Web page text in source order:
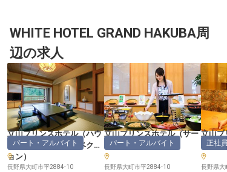
事です。 バイキング形式の料理を
通じて、幅広い世代のお客様に喜び
を活かし、心を込めて一品一品を仕
上げることで、お客様の「美味し
い」という笑顔が私たちの何よりの
喜びとなります。 経験が浅い方
も、先輩が丁寧にサポートしますの
でご安心ください。 ーー【安心し
て長く働ける、充実のサポート体
制】 当社では、社員一人ひとりが
安心して長く活躍できるよう、充実
した福利厚生とサポート体制を整え
ています。 月8日休みでプライベー
トも大切にでき、寮も完備している
ため、遠方からのご応募も歓迎いた
します。 入社後3ヶ月間は寮費無料
ですので、新しい環境でのスタート
もスムーズです。 調理経験を活か
し、お客様に喜ばれる料理を追求し
四季折々の食材を活かした献立で、
お客様に「美味しい」の笑顔をお届
つきます！ 食材発注や在庫管理も
経験できるため、調理人としての総
合的なスキルアップが可能です！
あなたの経験を活かした新メニュー
企画もお待ちしています！ ーー
【プロの技術を磨き、安心して働け
る職場環境】 シフト制で生活リズ
ムに合わせた働き方ができるのが魅
力です！早朝からの勤務や昼からの
勤務など、ライフスタイルに合わせ
た働き方が可能です。料理人手当
（月10,000円）を支給するなど、
プロの技術に対する評価をしっかり
とさせていただきます！定期健康診
断やインフルエンザ予防接種が無料
られない
日々心を
だけます
を彩る
共に生
て感動
る仕事です。 ーー【安
成長し、
では、社
く働け
社員寮
新生活も
す。 従
設利用
も魅力
ルアップ
度もあり
WHITE HOTEL GRAND HAKUBA周
辺の求人
立山プリンスホテル（ハウ
スキーパー・インスペクシ
ョン）
パート・アルバイト
長野県大町市平2884-10
立山プリンスホテル（サー
ビススタッフ）
パート・アルバイト
長野県大町市平2884-10
立山プ
ビスス
正社員
長野県大